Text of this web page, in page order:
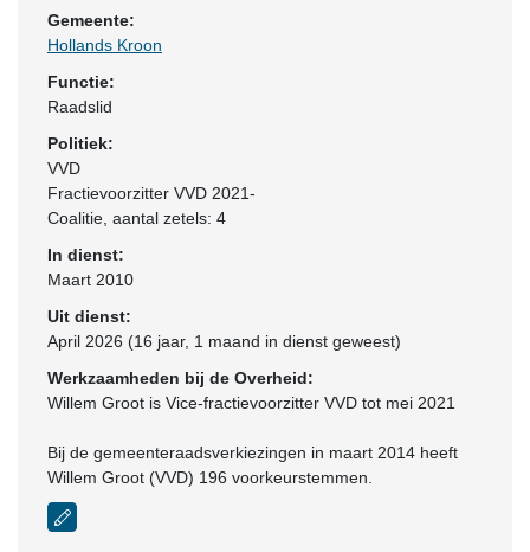
Gemeente:
Hollands Kroon
Functie:
Raadslid
Politiek:
VVD
Fractievoorzitter VVD 2021-
Coalitie , aantal zetels: 4
In dienst:
Maart 2010
Uit dienst:
April 2026 (16 jaar, 1 maand in dienst geweest)
Werkzaamheden bij de Overheid:
Willem Groot is Vice-fractievoorzitter VVD tot mei 2021
Bij de gemeenteraadsverkiezingen in maart 2014 heeft
Willem Groot (VVD) 196 voorkeurstemmen.